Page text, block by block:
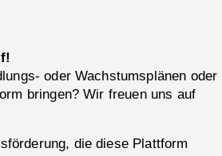
oder Wachstumsplänen oder
bringen? Wir freuen uns auf
die diese Plattform